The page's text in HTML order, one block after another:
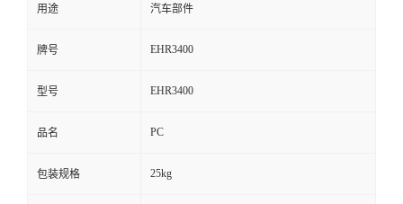
用途 汽车部件
牌号 EHR3400
型号 EHR3400
品名 PC
包装规格 25kg